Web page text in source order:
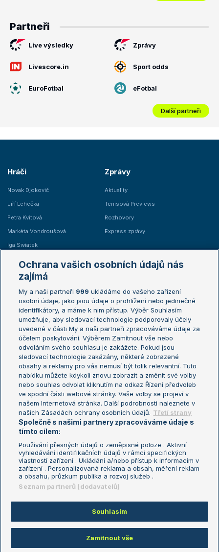
Partneři
Live výsledky Zprávy
Livescore.in Sport odds
EuroFotbal eFotbal
Další partneři
Hráči
Novak Djokovič
Jiří Lehečka
Petra Kvitová
Markéta Vondroušová
Iga Swiatek
Zprávy
Aktuality
Tenisová Previews
Rozhovory
Express zprávy
Žebříčky
Žebříček ATP (muži)
Žebříček WTA (ženy)
Sázkařský žebříček
Australian Open
French Open
Wimbledon
US Open
Turnaj mistrů
Turnaj mistryň
Aktualní trendy
Fotbalové přestupy
Livesport Daily
LS Prague Open
Podmínky užití
Nastavení soukromí
GDPR a žurnalistika
Reklama
Kontakt
Informace o zpracování osobních
údajů
Copyright © 2008-2026 TenisPortal.cz. Využíváme zpravodajství ČTK.
Ochrana vašich osobních údajů nás
zajímá
My a naši partneři 999 ukládáme do vašeho zařízení
osobní údaje, jako jsou údaje o prohlížení nebo jedinečné
identifikátory, a máme k nim přístup. Výběr Souhlasím
umožňuje, aby sledovací technologie podporovaly účely
uvedené v části My a naši partneři zpracováváme údaje za
účelem poskytování. Výběrem Zamítnout vše nebo
odvoláním svého souhlasu je zakážete. Pokud jsou
sledovací technologie zakázány, některé zobrazené
obsahy a reklamy pro vás nemusí být tolik relevantní. Tuto
nabídku můžete kdykoli znovu zobrazit a změnit své volby
nebo souhlas odvolat kliknutím na odkaz Řízení předvoleb
ve spodní části webové stránky. Vaše volby se projeví v
našem Internetová stránka. Další podrobnosti naleznete v
našich Zásadách ochrany osobních údajů. Třetí strany
Společně s našimi partnery zpracováváme údaje s
tímto cílem:
Používání přesných údajů o zeměpisné poloze . Aktivní
vyhledávání identifikačních údajů v rámci specifických
vlastností zařízení . Ukládání a/nebo přístup k informacím v
zařízení . Personalizovaná reklama a obsah, měření reklam
a obsahu, průzkum publika a rozvoj služeb .
Seznam partnerů (dodavatelů)
Souhlasím
Zamítnout vše